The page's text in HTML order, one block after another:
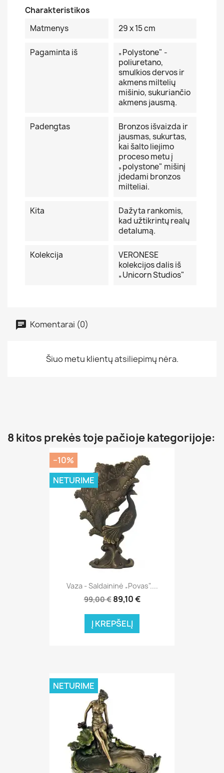
Charakteristikos
Matmenys
29 x 15 cm
Pagaminta iš
„Polystone" -
poliuretano,
smulkios dervos ir
akmens miltelių
mišinio, sukuriančio
akmens jausmą.
Padengtas
Bronzos išvaizda ir
jausmas, sukurtas,
kai šalto liejimo
proceso metu į
„polystone" mišinį
įdedami bronzos
milteliai.
Kita
Dažyta rankomis,
kad užtikrintų realų
detalumą.
Kolekcija
VERONESE
kolekcijos dalis iš
„Unicorn Studios"
Komentarai (0)
Šiuo metu klientų atsiliepimų nėra.
8 kitos prekės toje pačioje kategorijoje:
Vaza - Saldaininė „Povas"....
99,00 € 89,10 €
Į KREPŠELĮ
−10%
NETURIME
NETURIME